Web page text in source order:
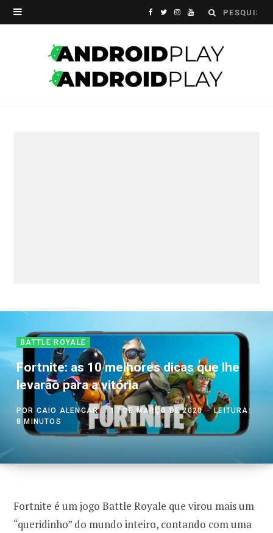
Search
F
c
T
i
t
I Y
u
T
BATTLE ROYALE
Fortnite: as 10 melhores dicas que lhe
levarão para a vitória
POR CAIO ALENCAR 17 DE MARÇO DE 2020
LEITURA:
8 MINUTOS
Fortnite é um jogo Battle Royale que virou mais um
“queridinho” do mundo inteiro, contando com uma